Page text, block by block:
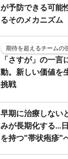
が予防できる可能
るそのメカニズム
期待を超えるチームの
「さすが」の一
動。新しい価値を
挑戦
早期に治療しない
みが長期化する...
を持つ"帯状疱疹"